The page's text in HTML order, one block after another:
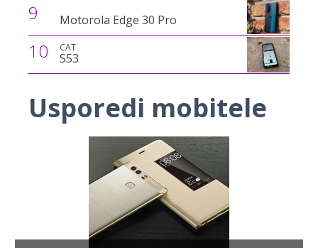
9 Motorola Edge 30 Pro
10 CAT
S53
Usporedi mobitele